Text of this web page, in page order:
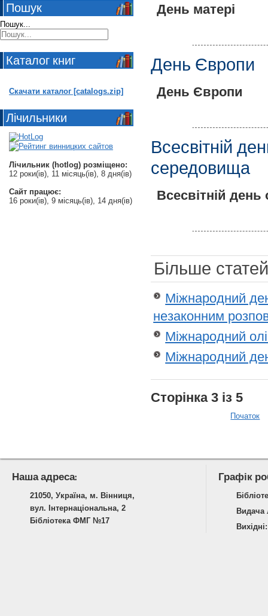
Пошук
Пошук...
Каталог книг
Скачати каталог [catalogs.zip]
Лічильники
Лічильник (hotlog) розміщено:
12 роки(ів), 11 місяць(ів), 8 дня(ів)
Сайт працює:
16 роки(ів), 9 місяць(ів), 14 дня(ів)
День матері
День Європи
День Європи
Всесвітній
середовища
Всесвітній
Більше
Міжнародний
незаконним
Міжнародний
Міжнародний
Сторінка 3 із 5
Початок
Наша адреса:
21050, Україна, м. Вінниця,
вул. Інтернаціональна, 2
Бібліотека ФМГ №17
Графік
Видача
Вихідні: